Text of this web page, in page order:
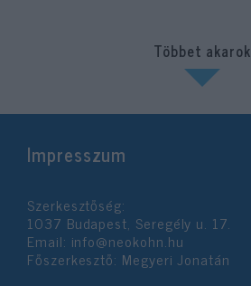
Többet akarok
Impresszum
Szerkesztőség:
1037 Budapest, Seregély u. 17.
Email: info@neokohn.hu
Főszerkesztő: Megyeri Jonatán